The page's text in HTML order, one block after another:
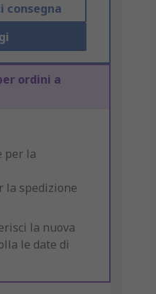
consegna
ordini a
per la
la spedizione
la nuova
le date di